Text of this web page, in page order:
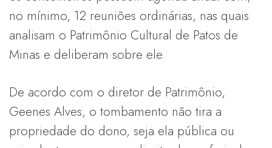
no mínimo, 12 reuniões ordinárias, nas quais
analisam o Patrimônio Cultural de Patos de
Minas e deliberam sobre ele.
De acordo com o diretor de Patrimônio,
Geenes Alves, o tombamento não tira a
propriedade do dono, seja ela pública ou